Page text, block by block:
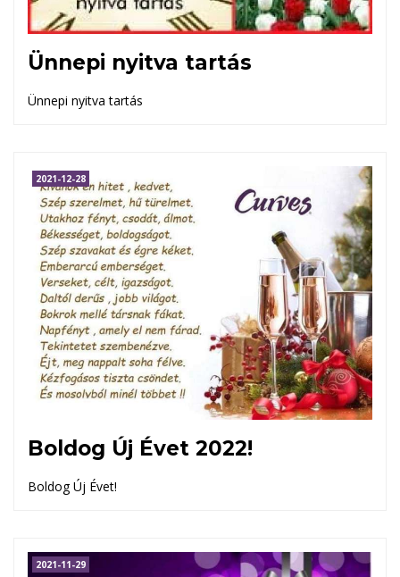
Ünnepi nyitva tartás
Ünnepi nyitva tartás
2021-12-28
Boldog Új Évet 2022!
Boldog Új Évet!
2021-11-29